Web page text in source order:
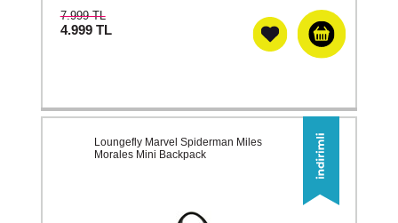
7.999 TL
4.999 TL
Loungefly Marvel Spiderman Miles
Morales Mini Backpack